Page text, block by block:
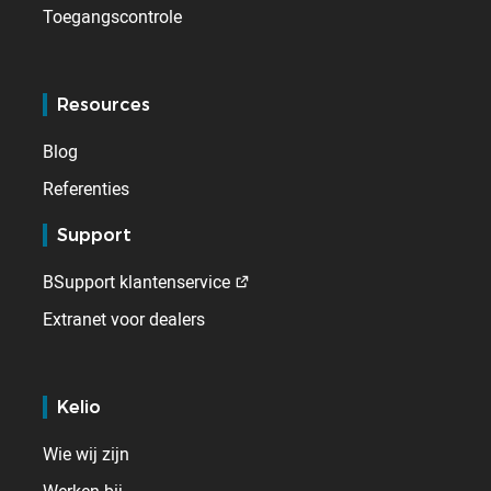
Toegangscontrole
Resources
Blog
Referenties
Support
BSupport klantenservice
Extranet voor dealers
Kelio
Wie wij zijn